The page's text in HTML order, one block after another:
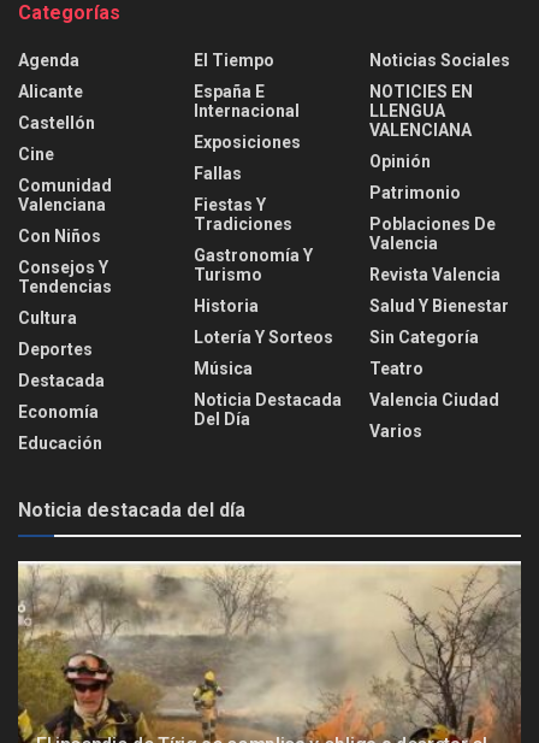
Categorías
Agenda
Alicante
Castellón
Cine
Comunidad
Valenciana
Con Niños
Consejos Y
Tendencias
Cultura
Deportes
Destacada
Economía
Educación
El Tiempo
España E
Internacional
Exposiciones
Fallas
Fiestas Y
Tradiciones
Gastronomía Y
Turismo
Historia
Lotería Y Sorteos
Música
Noticia Destacada
Del Día
Noticias Sociales
NOTICIES EN
LLENGUA
VALENCIANA
Opinión
Patrimonio
Poblaciones De
Valencia
Revista Valencia
Salud Y Bienestar
Sin Categoría
Teatro
Valencia Ciudad
Varios
Noticia destacada del día